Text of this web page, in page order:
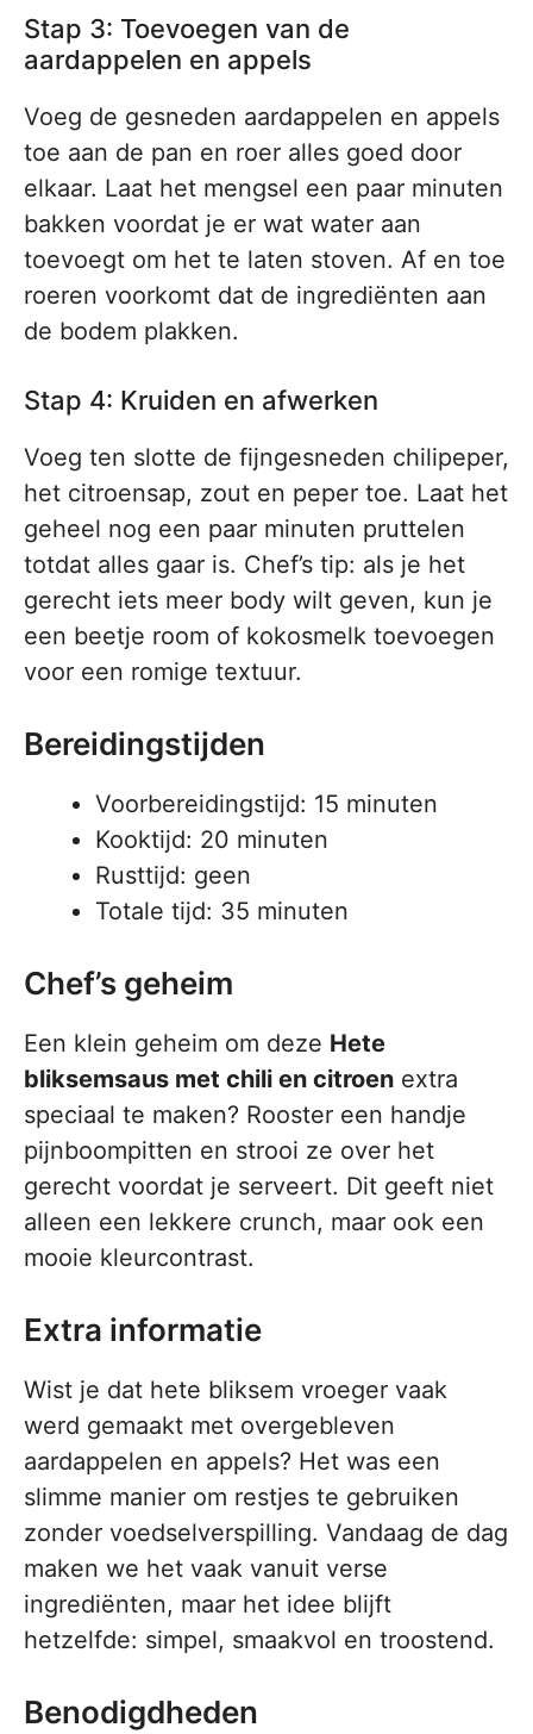
Stap 3: Toevoegen van de
aardappelen en appels
Voeg de gesneden aardappelen en appels
toe aan de pan en roer alles goed door
elkaar. Laat het mengsel een paar minuten
bakken voordat je er wat water aan
toevoegt om het te laten stoven. Af en toe
roeren voorkomt dat de ingrediënten aan
de bodem plakken.
Stap 4: Kruiden en afwerken
Voeg ten slotte de fijngesneden chilipeper,
het citroensap, zout en peper toe. Laat het
geheel nog een paar minuten pruttelen
totdat alles gaar is. Chef’s tip: als je het
gerecht iets meer body wilt geven, kun je
een beetje room of kokosmelk toevoegen
voor een romige textuur.
Bereidingstijden
Voorbereidingstijd: 15 minuten
Kooktijd: 20 minuten
Rusttijd: geen
Totale tijd: 35 minuten
Chef’s geheim
Een klein geheim om deze Hete
bliksemsaus met chili en citroen extra
speciaal te maken? Rooster een handje
pijnboompitten en strooi ze over het
gerecht voordat je serveert. Dit geeft niet
alleen een lekkere crunch, maar ook een
mooie kleurcontrast.
Extra informatie
Wist je dat hete bliksem vroeger vaak
werd gemaakt met overgebleven
aardappelen en appels? Het was een
slimme manier om restjes te gebruiken
zonder voedselverspilling. Vandaag de dag
maken we het vaak vanuit verse
ingrediënten, maar het idee blijft
hetzelfde: simpel, smaakvol en troostend.
Benodigdheden